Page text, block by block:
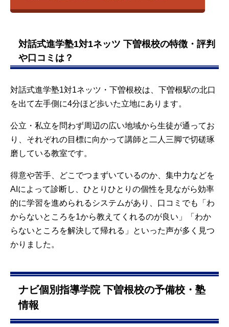
対話式進学塾1対1ネッツ 下曽根校の特徴・評判
や口コミは？
対話式進学塾1対1ネッツ・下曽根校は、下曽根駅の北口
を出て左手側に4分ほど歩いた立地にあります。
公立・私立を問わず周辺の広い地域から生徒が通ってお
り、それぞれの目標に向かって講師と二人三脚で切磋琢
磨している教室です。
得意や苦手、どこでつまずいているのか、集中力などを
AIによって診断し、ひとりひとりの個性を見ながら効率
的に学習を進められるシステムがあり、口コミでも「わ
からないところを1から教えてくれるのが良い」「わか
らないところを解決して帰れる」といった声が多く見つ
かりました。
ナビ個別指導学院 下曽根校の予備校・塾
情報